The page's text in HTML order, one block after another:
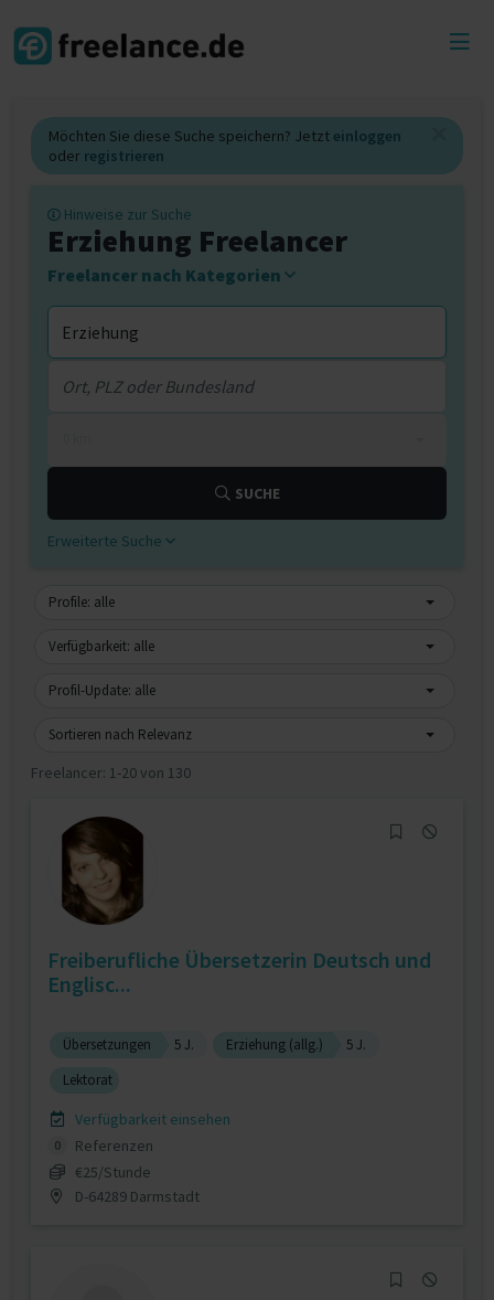
Möchten Sie diese Suche speichern? Jetzt einloggen
oder registrieren
Hinweise zur Suche
Erziehung Freelancer
Freelancer nach Kategorien
SUCHE
Erweiterte Suche
Profile: alle
Verfügbarkeit: alle
Profil-Update: alle
Sortieren nach Relevanz
Freelancer: 1-20 von 130
Freiberufliche Übersetzerin Deutsch und
Englisc...
Übersetzungen 5 J. Erziehung (allg.)
5 J.
Lektorat
Verfügbarkeit einsehen
0
Referenzen
€25/Stunde
D-64289 Darmstadt